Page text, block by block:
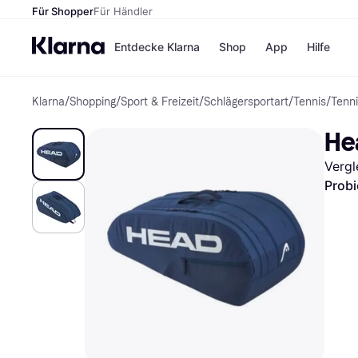
Für ShopperFür Händler
Entdecke Klarna
Zahlungsmethoden
Bezahle in bis zu 30
Tagen
Ratenzahlung
Shop
Shops
H&M
Temu
Alle Shops
App Hilfe
Klarna/Shopping/Sport & Freizeit/Schlägersportart/Tennis/